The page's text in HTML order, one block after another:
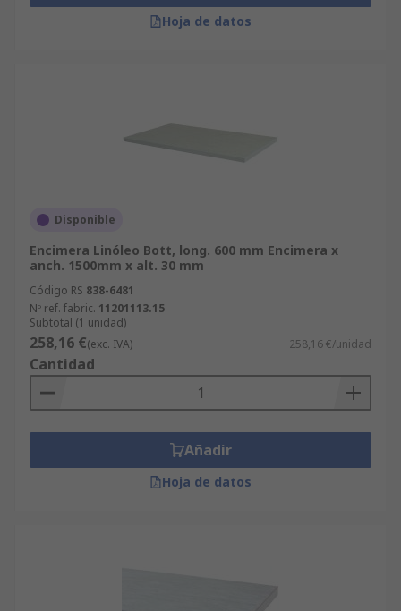
Hoja de datos
Disponible
Encimera Linóleo Bott, long. 600 mm Encimera x
anch. 1500mm x alt. 30 mm
Código RS 838-6481
Nº ref. fabric. 11201113.15
Subtotal (1 unidad)
258,16 €(exc. IVA) 258,16 €/unidad
Cantidad
Añadir
Hoja de datos